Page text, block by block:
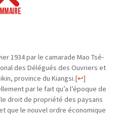
1934 par le camarade Mao Tsé-
des Délégués des Ouvriers et
province du Kiangsi.[↩]
par le fait qu’a l’époque de
droit de propriété des paysans
que le nouvel ordre économique